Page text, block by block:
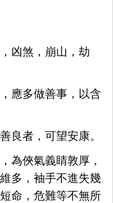
凶煞，崩山，劫
應多做善事，以含
良者，可望安康。
為俠氣義睛敦厚，
多，袖手不進失幾
命，危難等不無所